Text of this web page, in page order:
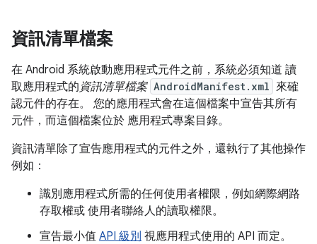
資訊清單檔案
在 Android 系統啟動應用程式元件之前，系統必須知道 讀
取應用程式的 資訊清單檔案 AndroidManifest.xml 來確
認元件的存在。 您的應用程式會在這個檔案中宣告其所有
元件，而這個檔案位於 應用程式專案目錄。
資訊清單除了宣告應用程式的元件之外，還執行了其他操作
例如：
識別應用程式所需的任何使用者權限，例如網際網路
存取權或 使用者聯絡人的讀取權限。
宣告最小值 API 級別 視應用程式使用的 API 而定。